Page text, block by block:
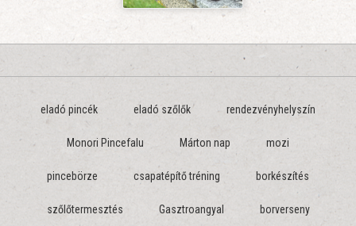
eladó pincék eladó szőlők rendezvényhelyszín
Monori Pincefalu Márton nap mozi
pincebörze csapatépítő tréning borkészítés
szőlőtermesztés Gasztroangyal borverseny